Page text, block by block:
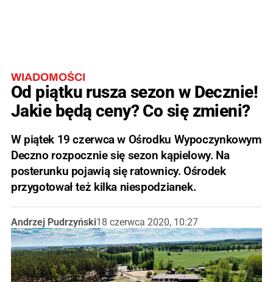
WIADOMOŚCI
Od piątku rusza sezon w Decznie!
Jakie będą ceny? Co się zmieni?
W piątek 19 czerwca w Ośrodku Wypoczynkowym
Deczno rozpocznie się sezon kąpielowy. Na
posterunku pojawią się ratownicy. Ośrodek
przygotował też kilka niespodzianek.
Andrzej Pudrzyński18 czerwca 2020, 10:27